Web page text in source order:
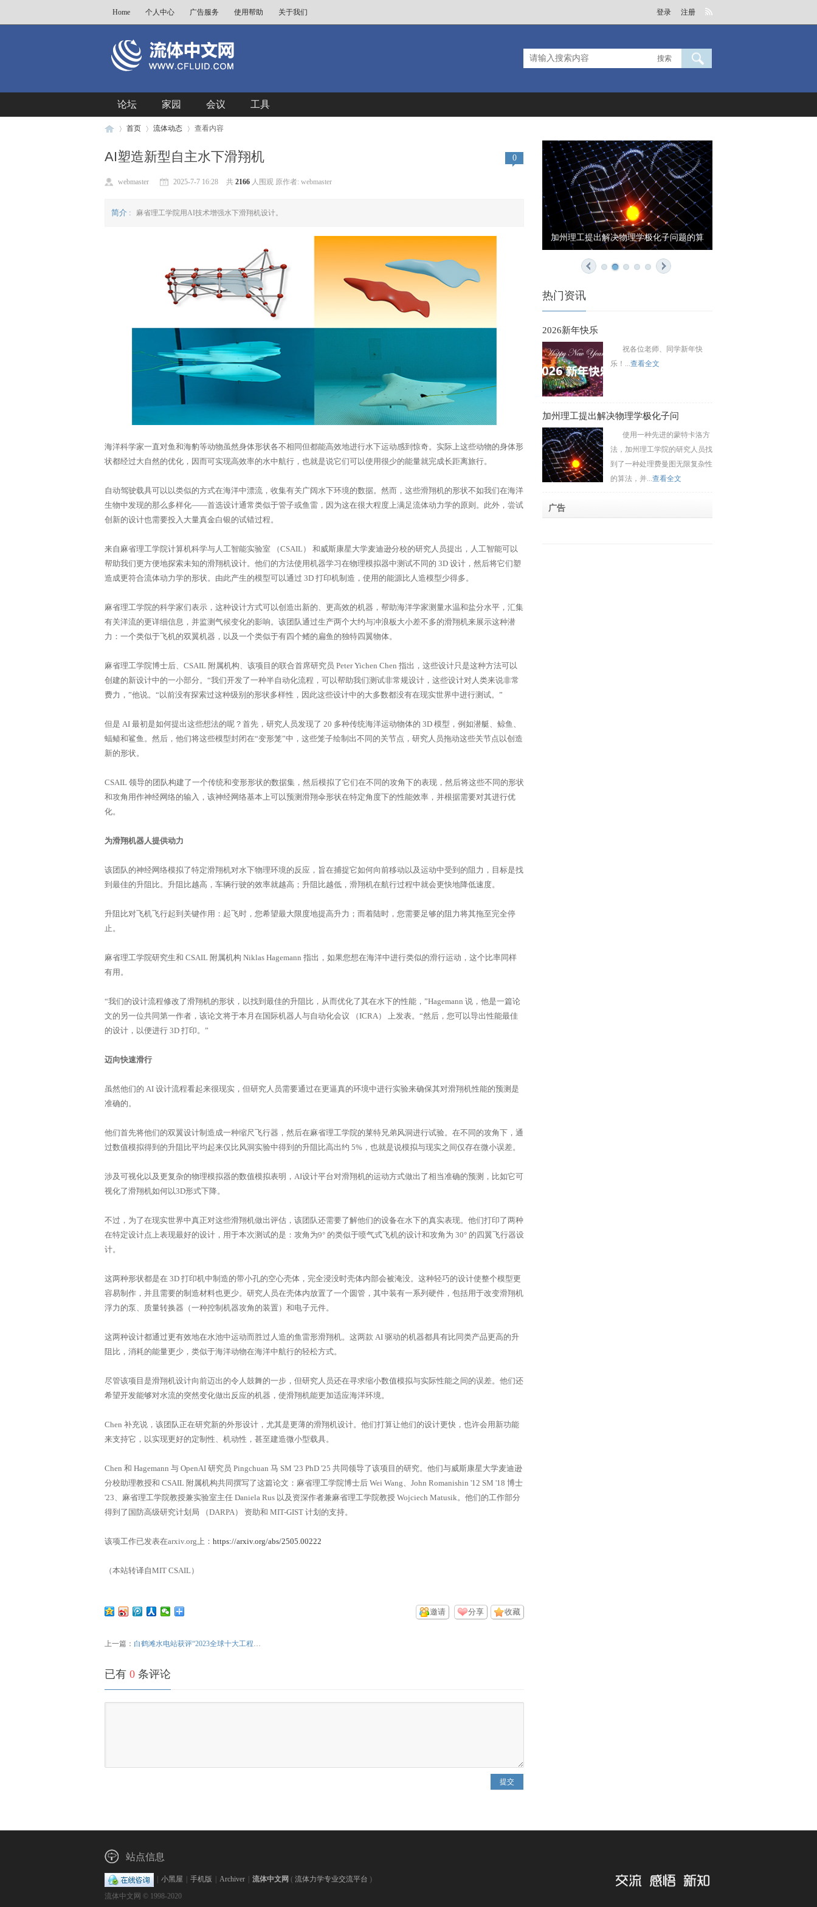
Home 个人中心 广告服务 使用帮助 关于我们 登录 注册
搜索
论坛 家园 会议 工具
流
文
网
首页
›
流体动态
›
查看内容
0
AI塑造新型自主水下滑翔机
webmaster 2025-7-7 16:28 共 2166 人围观 原作者: webmaster
简介 : 麻省理工学院用AI技术增强水下滑翔机设计。
海洋科学家一直对鱼和海豹等动物虽然身体形状各不相同但都能高效地进行水下运动感到惊奇。实际上这些动物的身体形
状都经过大自然的优化，因而可实现高效率的水中航行，也就是说它们可以使用很少的能量就完成长距离旅行。
自动驾驶载具可以以类似的方式在海洋中漂流，收集有关广阔水下环境的数据。然而，这些滑翔机的形状不如我们在海洋
生物中发现的那么多样化——首选设计通常类似于管子或鱼雷，因为这在很大程度上满足流体动力学的原则。此外，尝试
创新的设计也需要投入大量真金白银的试错过程。
来自麻省理工学院计算机科学与人工智能实验室 （CSAIL） 和威斯康星大学麦迪逊分校的研究人员提出，人工智能可以
帮助我们更方便地探索未知的滑翔机设计。他们的方法使用机器学习在物理模拟器中测试不同的 3D 设计，然后将它们塑
造成更符合流体动力学的形状。由此产生的模型可以通过 3D 打印机制造，使用的能源比人造模型少得多。
麻省理工学院的科学家们表示，这种设计方式可以创造出新的、更高效的机器，帮助海洋学家测量水温和盐分水平，汇集
有关洋流的更详细信息，并监测气候变化的影响。该团队通过生产两个大约与冲浪板大小差不多的滑翔机来展示这种潜
力：一个类似于飞机的双翼机器，以及一个类似于有四个鳍的扁鱼的独特四翼物体。
麻省理工学院博士后、CSAIL 附属机构、该项目的联合首席研究员 Peter Yichen Chen 指出，这些设计只是这种方法可以
创建的新设计中的一小部分。“我们开发了一种半自动化流程，可以帮助我们测试非常规设计，这些设计对人类来说非常
费力，”他说。“以前没有探索过这种级别的形状多样性，因此这些设计中的大多数都没有在现实世界中进行测试。”
但是 AI 最初是如何提出这些想法的呢？首先，研究人员发现了 20 多种传统海洋运动物体的 3D 模型，例如潜艇、鲸鱼、
蝠鲼和鲨鱼。然后，他们将这些模型封闭在“变形笼”中，这些笼子绘制出不同的关节点，研究人员拖动这些关节点以创造
新的形状。
CSAIL 领导的团队构建了一个传统和变形形状的数据集，然后模拟了它们在不同的攻角下的表现，然后将这些不同的形状
和攻角用作神经网络的输入，该神经网络基本上可以预测滑翔伞形状在特定角度下的性能效率，并根据需要对其进行优
化。
为滑翔机器人提供动力
该团队的神经网络模拟了特定滑翔机对水下物理环境的反应，旨在捕捉它如何向前移动以及运动中受到的阻力，目标是找
到最佳的升阻比。升阻比越高，车辆行驶的效率就越高；升阻比越低，滑翔机在航行过程中就会更快地降低速度。
升阻比对飞机飞行起到关键作用：起飞时，您希望最大限度地提高升力；而着陆时，您需要足够的阻力将其拖至完全停
止。
麻省理工学院研究生和 CSAIL 附属机构 Niklas Hagemann 指出，如果您想在海洋中进行类似的滑行运动，这个比率同样
有用。
“我们的设计流程修改了滑翔机的形状，以找到最佳的升阻比，从而优化了其在水下的性能，”Hagemann 说，他是一篇论
文的另一位共同第一作者，该论文将于本月在国际机器人与自动化会议 （ICRA） 上发表。“然后，您可以导出性能最佳
的设计，以便进行 3D 打印。”
迈向快速滑行
虽然他们的 AI 设计流程看起来很现实，但研究人员需要通过在更逼真的环境中进行实验来确保其对滑翔机性能的预测是
准确的。
他们首先将他们的双翼设计制造成一种缩尺飞行器，然后在麻省理工学院的莱特兄弟风洞进行试验。在不同的攻角下，通
过数值模拟得到的升阻比平均起来仅比风洞实验中得到的升阻比高出约 5%，也就是说模拟与现实之间仅存在微小误差。
涉及可视化以及更复杂的物理模拟器的数值模拟表明，AI设计平台对滑翔机的运动方式做出了相当准确的预测，比如它可
视化了滑翔机如何以3D形式下降。
不过，为了在现实世界中真正对这些滑翔机做出评估，该团队还需要了解他们的设备在水下的真实表现。他们打印了两种
在特定设计点上表现最好的设计，用于本次测试的是：攻角为9° 的类似于喷气式飞机的设计和攻角为 30° 的四翼飞行器设
计。
这两种形状都是在 3D 打印机中制造的带小孔的空心壳体，完全浸没时壳体内部会被淹没。这种轻巧的设计使整个模型更
容易制作，并且需要的制造材料也更少。研究人员在壳体内放置了一个圆管，其中装有一系列硬件，包括用于改变滑翔机
浮力的泵、质量转换器（一种控制机器攻角的装置）和电子元件。
这两种设计都通过更有效地在水池中运动而胜过人造的鱼雷形滑翔机。这两款 AI 驱动的机器都具有比同类产品更高的升
阻比，消耗的能量更少，类似于海洋动物在海洋中航行的轻松方式。
尽管该项目是滑翔机设计向前迈出的令人鼓舞的一步，但研究人员还在寻求缩小数值模拟与实际性能之间的误差。他们还
希望开发能够对水流的突然变化做出反应的机器，使滑翔机能更加适应海洋环境。
Chen 补充说，该团队正在研究新的外形设计，尤其是更薄的滑翔机设计。他们打算让他们的设计更快，也许会用新功能
来支持它，以实现更好的定制性、机动性，甚至建造微小型载具。
Chen 和 Hagemann 与 OpenAI 研究员 Pingchuan 马 SM '23 PhD '25 共同领导了该项目的研究。他们与威斯康星大学麦迪逊
分校助理教授和 CSAIL 附属机构共同撰写了这篇论文：麻省理工学院博士后 Wei Wang、John Romanishin '12 SM '18 博士
'23、麻省理工学院教授兼实验室主任 Daniela Rus 以及资深作者兼麻省理工学院教授 Wojciech Matusik。他们的工作部分
得到了国防高级研究计划局 （DARPA） 资助和 MIT-GIST 计划的支持。
该项工作已发表在arxiv.org上： https://arxiv.org/abs/2505.00222
（本站转译自MIT CSAIL）
收藏
分享
邀请
上一篇： 白鹤滩水电站获评“2023全球十大工程成就”
已有 0 条评论
提交
2026新年快乐 加州理工提出解决物理学极化子问题的算
法
热门资讯
2026新年快乐
祝各位老师、同学新年快
乐！...查看全文
加州理工提出解决物理学极化子问
使用一种先进的蒙特卡洛方
法，加州理工学院的研究人员找
到了一种处理费曼图无限复杂性
的算法，并...查看全文
广告
站点信息
小黑屋 手机版 Archiver 流体中文网 ( 流体力学专业交流平台 )
流体中文网 © 1998-2020